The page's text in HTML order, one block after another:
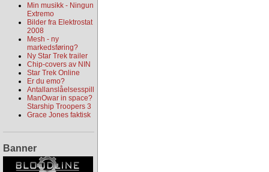
Min musikk - Ningun
Extremo
Bilder fra Elektrostat
2008
Mesh - ny
markedsføring?
Ny Star Trek trailer
Chip-covers av NIN
Star Trek Online
Er du emo?
Antallanslåelsesspill
ManOwar in space?
Starship Troopers 3
Grace Jones faktisk
Banner